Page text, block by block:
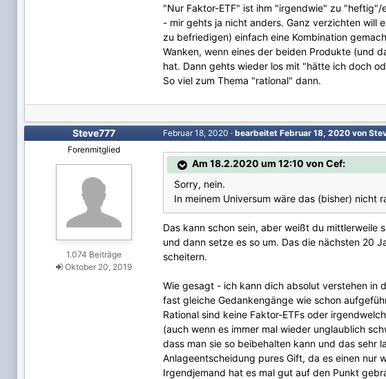
"Nur Faktor-ETF" ist ihm "irgendwie" zu
- mir gehts ja nicht anders. Ganz verzichten will
zu befriedigen) einfach eine Kombination
Wanken, wenn eines der beiden Produkte (und
hat. Dann gehts wieder los mit "hätte ich doch
So viel zum Thema "rational" dann.
Steve777
Forenmitglied
1.074 Beiträge
Oktober 20, 2019
Februar 18, 2020 · bearbeitet Februar 18, 2020 von
Am 18.2.2020 um 12:10 von Cef:
Sorry, nein.
In meinem Universum wäre das (bisher) nicht
Das kann schon sein, aber weißt du mittlerweile
und dann setze es so um. Das die nächsten 20
scheitern.
Wie gesagt - ich kann dich absolut verstehen in
fast gleiche Gedankengänge wie schon
Rational sind keine Faktor-ETFs oder
(auch wenn es immer mal wieder unglaublich
dass man sie so beibehalten kann und das sehr
Anlageentscheidung pures Gift, da es einen nur
Irgendjemand hat es mal gut auf den Punkt